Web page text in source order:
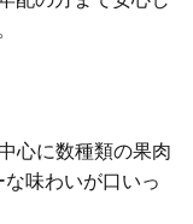
心に数種類の果肉
味わいが口いっ